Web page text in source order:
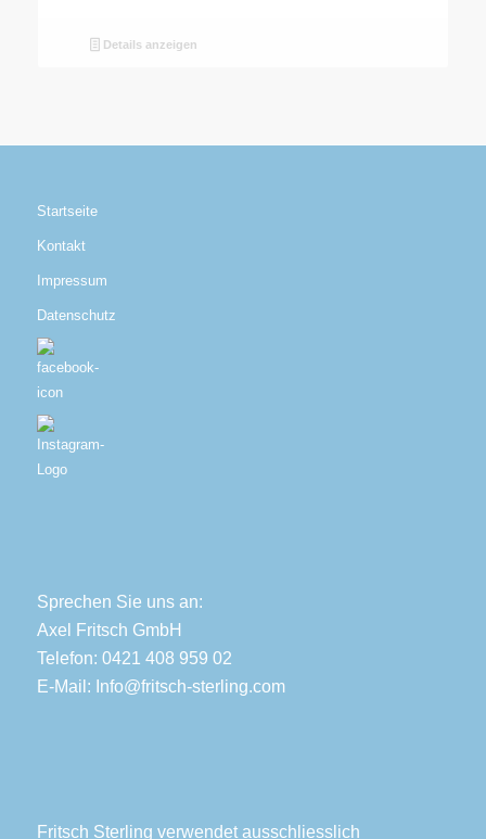
Details anzeigen
Startseite
Kontakt
Impressum
Datenschutz
Sprechen Sie uns an:
Axel Fritsch GmbH
Telefon: 0421 408 959 02
E-Mail: Info@fritsch-sterling.com
Fritsch Sterling verwendet ausschliesslich